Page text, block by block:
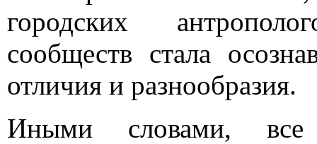
городских
сообществ стала
отличия и разнообразия.
Иными словами, все